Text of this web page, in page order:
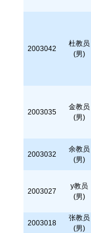
2003042
杜教员
(男)
2003035
金教员
(男)
2003032
余教员
(男)
2003027
y教员
(男)
2003018
张教员
(男)